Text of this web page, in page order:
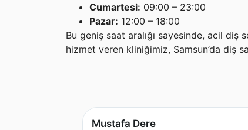
Cumartesi: 09:00 – 23:00
Pazar: 12:00 – 18:00
Bu geniş saat aralığı sayesinde, acil
hizmet veren kliniğimiz, Samsun’da diş
Mustafa Dere